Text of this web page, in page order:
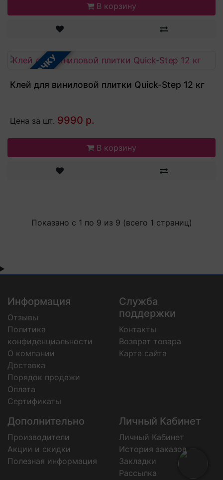
В корзину
В РАССРОЧКУ
Клей для виниловой плитки Quick-Step 12 кг
Цена за шт. 9990 р.
В корзину
Показано с 1 по 9 из 9 (всего 1 страниц)
Информация
Отзывы
Политика
конфиденциальности
О компании
Доставка
Порядок продажи
Оплата
Сертификаты
Служба
поддержки
Контакты
Возврат товара
Карта сайта
Дополнительно
Производители
Акции и скидки
Полезная информация
Личный Кабинет
Личный Кабинет
История заказов
Закладки
Рассылка